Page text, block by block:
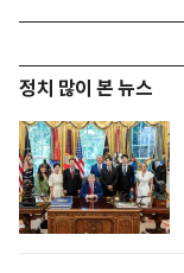
정치 많이 본 뉴스